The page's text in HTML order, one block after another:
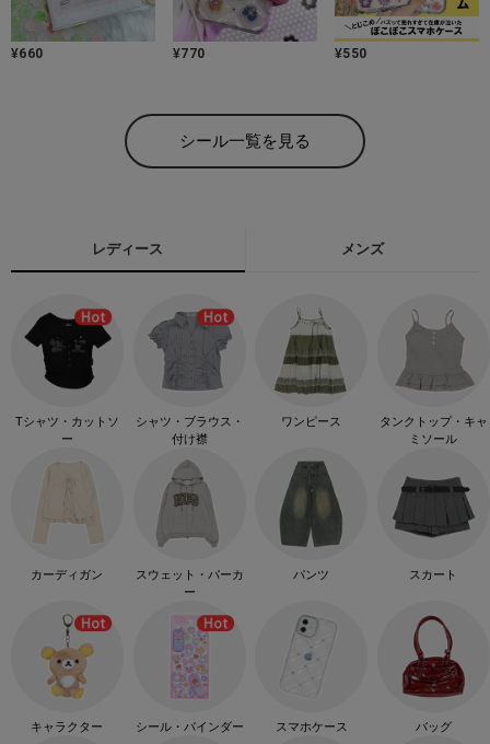
¥660 ¥770 ¥550
シール一覧を見る
レディース メンズ
Tシャツ・カットソ
ー
シャツ・ブラウス・
付け襟
ワンピース
タンクトップ・キャ
ミソール
カーディガン
スウェット・パーカ
ー
パンツ スカート
キャラクター シール・バインダー スマホケース バッグ